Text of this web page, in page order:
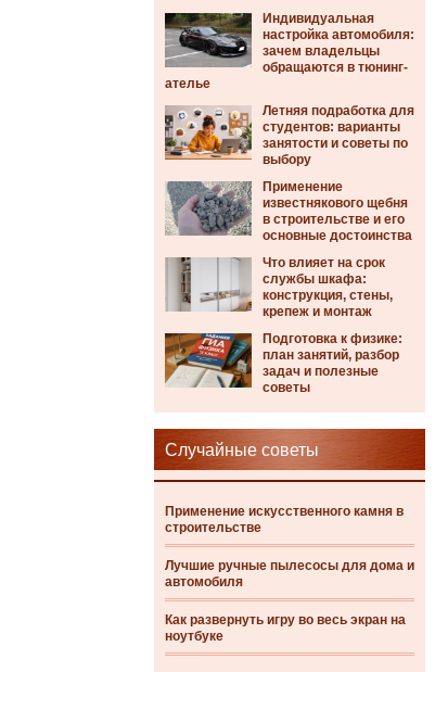
Индивидуальная
настройка автомобиля:
зачем владельцы
обращаются в тюнинг-
ателье
Летняя подработка для
студентов: варианты
занятости и советы по
выбору
Применение
известнякового щебня
в строительстве и его
основные достоинства
Что влияет на срок
службы шкафа:
конструкция, стены,
крепеж и монтаж
Подготовка к физике:
план занятий, разбор
задач и полезные
советы
Случайные советы
Применение искусственного камня в
строительстве
Лучшие ручные пылесосы для дома и
автомобиля
Как развернуть игру во весь экран на
ноутбуке